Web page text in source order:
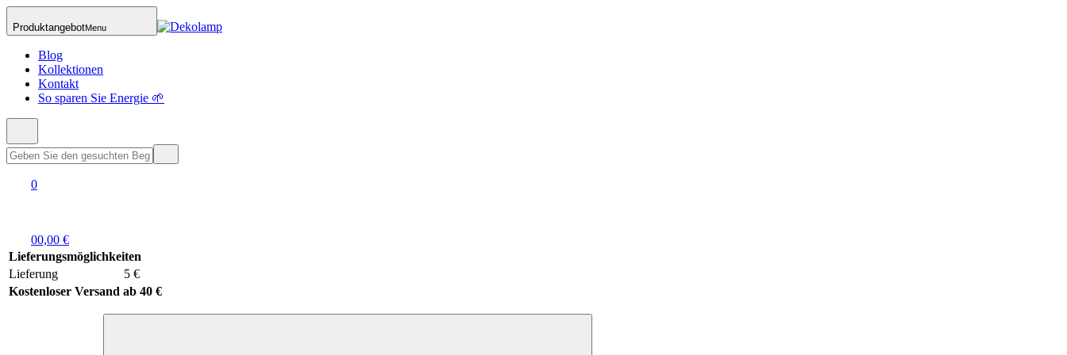
ProduktangebotMenu
Blog
Kollektionen
Kontakt
So sparen Sie Energie 🌱
0
00,00 €
Lieferungsmöglichkeiten
Lieferung
5 €
Kostenloser Versand ab 40 €